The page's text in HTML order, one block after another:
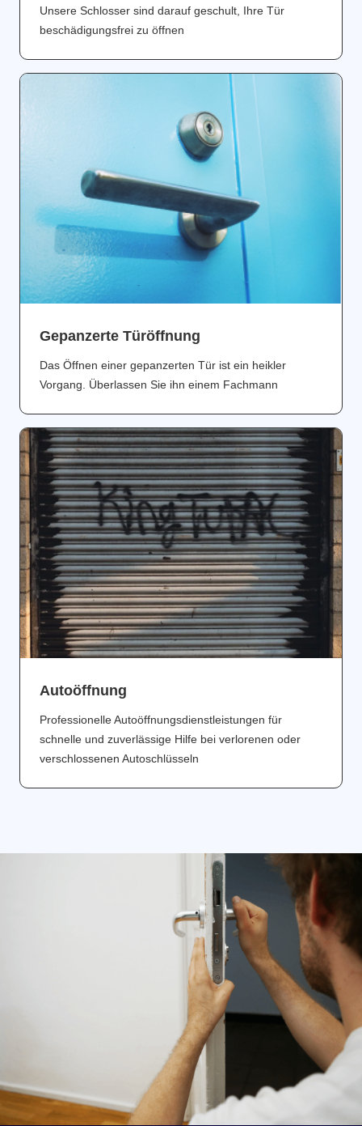
Unsere Schlosser sind darauf geschult, Ihre Tür
beschädigungsfrei zu öffnen
Gepanzerte Türöffnung
Das Öffnen einer gepanzerten Tür ist ein heikler
Vorgang. Überlassen Sie ihn einem Fachmann
Аutoöffnung
Professionelle Autoöffnungsdienstleistungen für
schnelle und zuverlässige Hilfe bei verlorenen oder
verschlossenen Autoschlüsseln